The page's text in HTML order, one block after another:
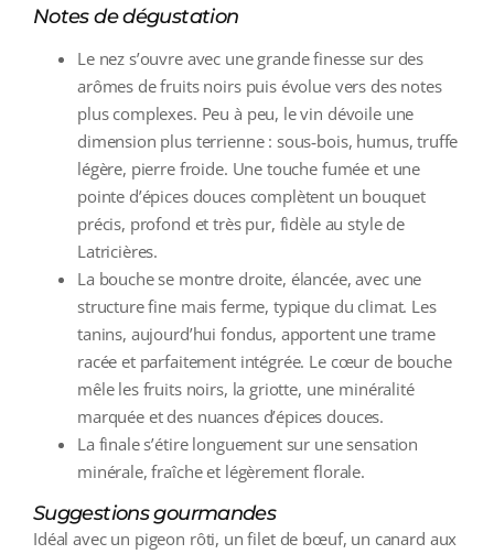
Notes de dégustation
Le nez s’ouvre avec une grande finesse sur des
arômes de fruits noirs puis évolue vers des notes
plus complexes. Peu à peu, le vin dévoile une
dimension plus terrienne : sous‑bois, humus, truffe
légère, pierre froide. Une touche fumée et une
pointe d’épices douces complètent un bouquet
précis, profond et très pur, fidèle au style de
Latricières.
La bouche se montre droite, élancée, avec une
structure fine mais ferme, typique du climat. Les
tanins, aujourd’hui fondus, apportent une trame
racée et parfaitement intégrée. Le cœur de bouche
mêle les fruits noirs, la griotte, une minéralité
marquée et des nuances d’épices douces.
La finale s’étire longuement sur une sensation
minérale, fraîche et légèrement florale.
Suggestions gourmandes
Idéal avec un pigeon rôti, un filet de bœuf, un canard aux